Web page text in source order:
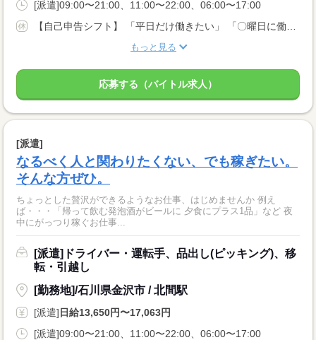
[派遣]09:00〜21:00、11:00〜22:00、06:00〜17:00
【自己申告シフト】 「平日だけ働きたい」 「〇曜日に働きたい」 など、働き方は自分で選べます。 曜日・時間についてのご希望も 面談の際に教えてくださいね。 ※こちらは中型以上のお仕事の例です
もっと見る
応募する（バイトル求人）
[派遣]
なるべく人と関わりたくない、でも稼ぎたい。
そんな方ぜひ。
ちょっとした贅沢ができるようなお仕事、はじめませんか 例え
ば・・・「帰って飲む発泡酒がビールに 夕食にプラス1品」など 夜
中にがっつり稼ぐお仕事...
[派遣]ドライバー・運転手、品出し(ピッキング)、移
転・引越し
[勤務地]/石川県金沢市 / 北間駅
[派遣] 日給13,650円〜17,063円
[派遣]09:00〜21:00、11:00〜22:00、06:00〜17:00